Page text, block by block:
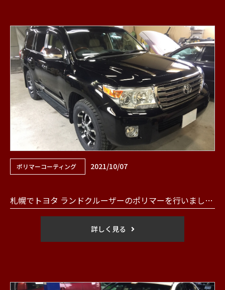
ポリマーコーティング 2021/10/07
札幌でトヨタ ランドクルーザーのポリマーを行いました。
詳しく見る